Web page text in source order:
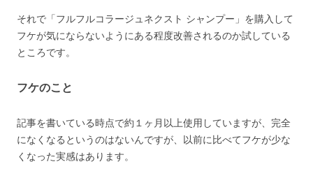
それで「フルフルコラージュネクスト シャンプー」を購入して
フケが気にならないようにある程度改善されるのか試している
ところです。
フケのこと
記事を書いている時点で約１ヶ月以上使用していますが、完全
になくなるというのはないんですが、以前に比べてフケが少な
くなった実感はあります。